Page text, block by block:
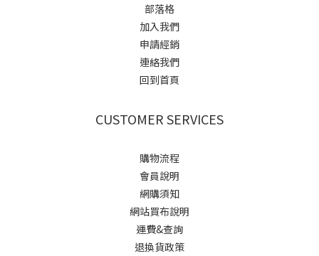
部落格
加入我們
申請經銷
連絡我們
回到首頁
CUSTOMER SERVICES
購物流程
會員說明
網購須知
網站買布說明
運費&查詢
退換貨政策